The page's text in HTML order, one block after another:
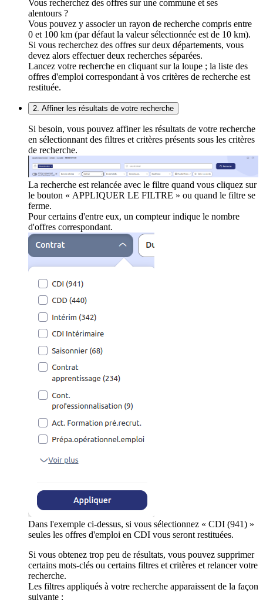
Vous recherchez des offres sur une commune et ses
alentours ?
Vous pouvez y associer un rayon de recherche compris entre
0 et 100 km (par défaut la valeur sélectionnée est de 10 km).
Si vous recherchez des offres sur deux départements, vous
devez alors effectuer deux recherches séparées.
Lancez votre recherche en cliquant sur la loupe ; la liste des
offres d'emploi correspondant à vos critères de recherche est
restituée.
2. Affiner les résultats de votre recherche
Si besoin, vous pouvez affiner les résultats de votre recherche
en sélectionnant des filtres et critères présents sous les critères
de recherche.
La recherche est relancée avec le filtre quand vous cliquez sur
le bouton « APPLIQUER LE FILTRE » ou quand le filtre se
ferme.
Pour certains d'entre eux, un compteur indique le nombre
d'offres correspondant.
Dans l'exemple ci-dessus, si vous sélectionnez « CDI (941) »
seules les offres d'emploi en CDI vous seront restituées.
Si vous obtenez trop peu de résultats, vous pouvez supprimer
certains mots-clés ou certains filtres et critères et relancer votre
recherche.
Les filtres appliqués à votre recherche apparaissent de la façon
suivante :